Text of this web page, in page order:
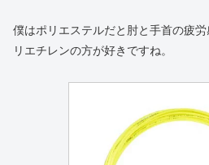
僕はポリエステルだと肘と手首の疲
リエチレンの方が好きですね。